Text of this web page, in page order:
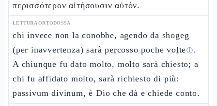
περισσότερον αἰτήσουσιν αὐτόν.
LETTURA ORTODOSSA
chi invece non la conobbe, agendo da shogeg
(per inavvertenza)sarà percosso poche volteⓘ.
A chiunque fu dato molto, molto sarà chiesto; a
chi fu affidato molto, sarà richiesto di più:
passivum divinum, è Dio che dà e chiede conto.